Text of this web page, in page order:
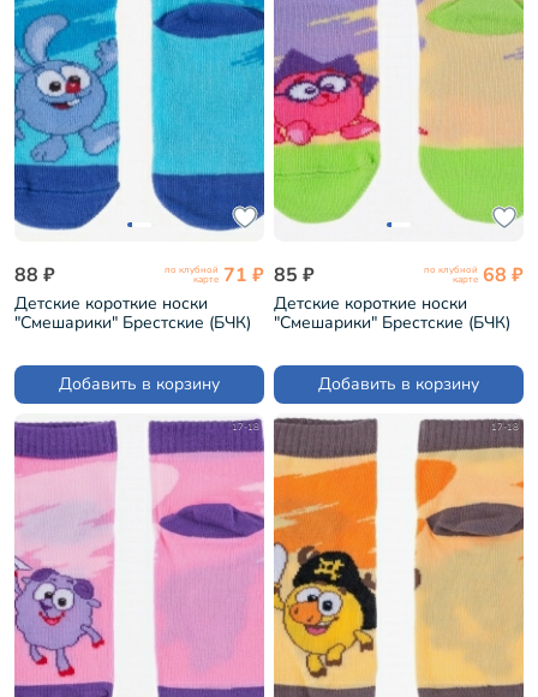
88 ₽ по клубной
карте 71 ₽
Детские короткие носки
"Смешарики" Брестские (БЧК)
(19С3094)
Добавить в корзину
85 ₽ по клубной
карте 68 ₽
Детские короткие носки
"Смешарики" Брестские (БЧК)
Добавить в корзину
17-18 17-18